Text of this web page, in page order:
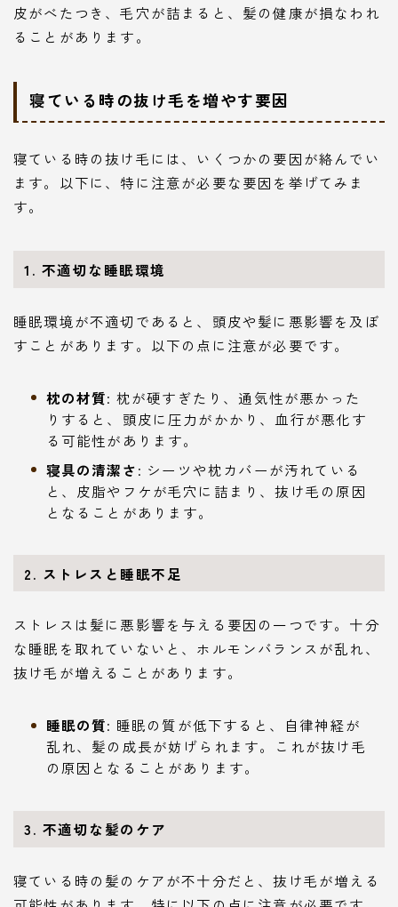
皮がべたつき、毛穴が詰まると、髪の健康が損なわれ
ることがあります。
寝ている時の抜け毛を増やす要因
寝ている時の抜け毛には、いくつかの要因が絡んでい
ます。以下に、特に注意が必要な要因を挙げてみま
す。
1. 不適切な睡眠環境
睡眠環境が不適切であると、頭皮や髪に悪影響を及ぼ
すことがあります。以下の点に注意が必要です。
枕の材質: 枕が硬すぎたり、通気性が悪かった
りすると、頭皮に圧力がかかり、血行が悪化す
る可能性があります。
寝具の清潔さ: シーツや枕カバーが汚れている
と、皮脂やフケが毛穴に詰まり、抜け毛の原因
となることがあります。
2. ストレスと睡眠不足
ストレスは髪に悪影響を与える要因の一つです。十分
な睡眠を取れていないと、ホルモンバランスが乱れ、
抜け毛が増えることがあります。
睡眠の質: 睡眠の質が低下すると、自律神経が
乱れ、髪の成長が妨げられます。これが抜け毛
の原因となることがあります。
3. 不適切な髪のケア
寝ている時の髪のケアが不十分だと、抜け毛が増える